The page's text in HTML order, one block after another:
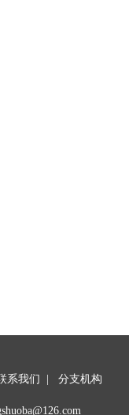
系我们 分支机构